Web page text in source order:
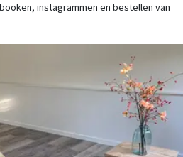
instagrammen en bestellen van